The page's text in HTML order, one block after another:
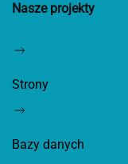
Nasze projekty
Strony
Bazy danych